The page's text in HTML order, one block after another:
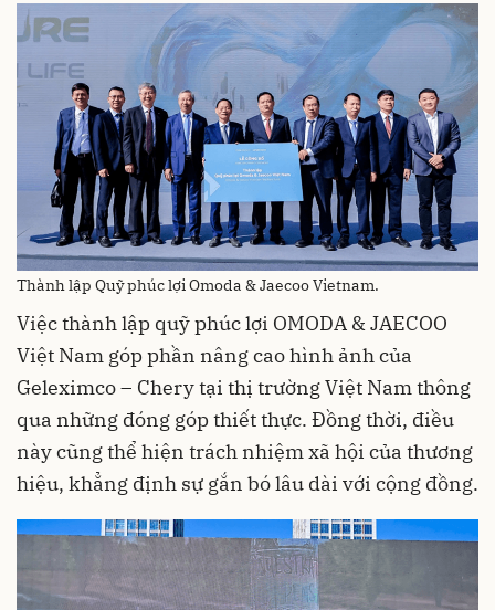
Thành lập Quỹ phúc lợi Omoda & Jaecoo Vietnam.
Việc thành lập quỹ phúc lợi OMODA & JAECOO
Việt Nam góp phần nâng cao hình ảnh của
Geleximco – Chery tại thị trường Việt Nam thông
qua những đóng góp thiết thực. Đồng thời, điều
này cũng thể hiện trách nhiệm xã hội của thương
hiệu, khẳng định sự gắn bó lâu dài với cộng đồng.